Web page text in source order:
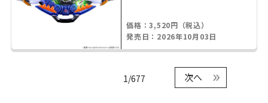
価格：3,520円（税込）
発売日：2026年10月03日
1/677 次へ